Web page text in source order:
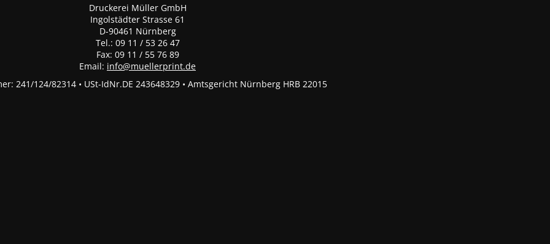
Druckerei Müller GmbH
Ingolstädter Strasse 61
D-90461 Nürnberg
Tel.: 09 11 / 53 26 47
Fax: 09 11 / 55 76 89
Email: info@muellerprint.de
241/124/82314 • USt-IdNr.DE 243648329 • Amtsgericht Nürnberg HRB 22015